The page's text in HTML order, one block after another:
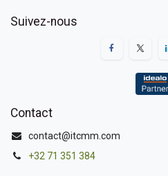
Suivez-nous
Contact
contact@itcmm.com
+32 71 351 384